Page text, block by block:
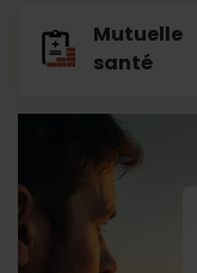
Mutuelle
santé